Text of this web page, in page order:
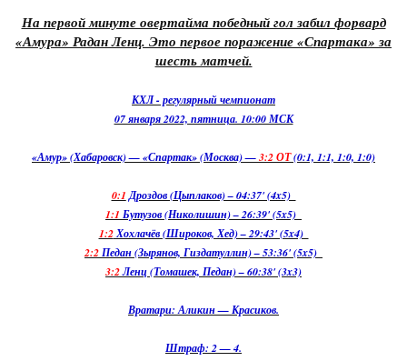
На первой минуте овертайма победный гол забил форвард
«Амура» Радан Ленц. Это первое поражение «Спартака» за
шесть матчей.
КХЛ - регулярный чемпионат
07 января 2022, пятница. 10:00 МСК
«Амур» (Хабаровск) — «Спартак» (Москва) —3:2 ОТ(0:1, 1:1, 1:0, 1:0)
0:1Дроздов (Цыплаков) – 04:37' (4x5)
1:1 Бутузов (Николишин) – 26:39' (5x5)
1:2Хохлачёв (Широков, Хед) – 29:43' (5x4)
2:2Педан (Зырянов, Гиздатуллин) – 53:36' (5x5)
3:2Ленц (Томашек, Педан) – 60:38' (3x3)
Вратари: Аликин — Красиков.
Штраф: 2 — 4.